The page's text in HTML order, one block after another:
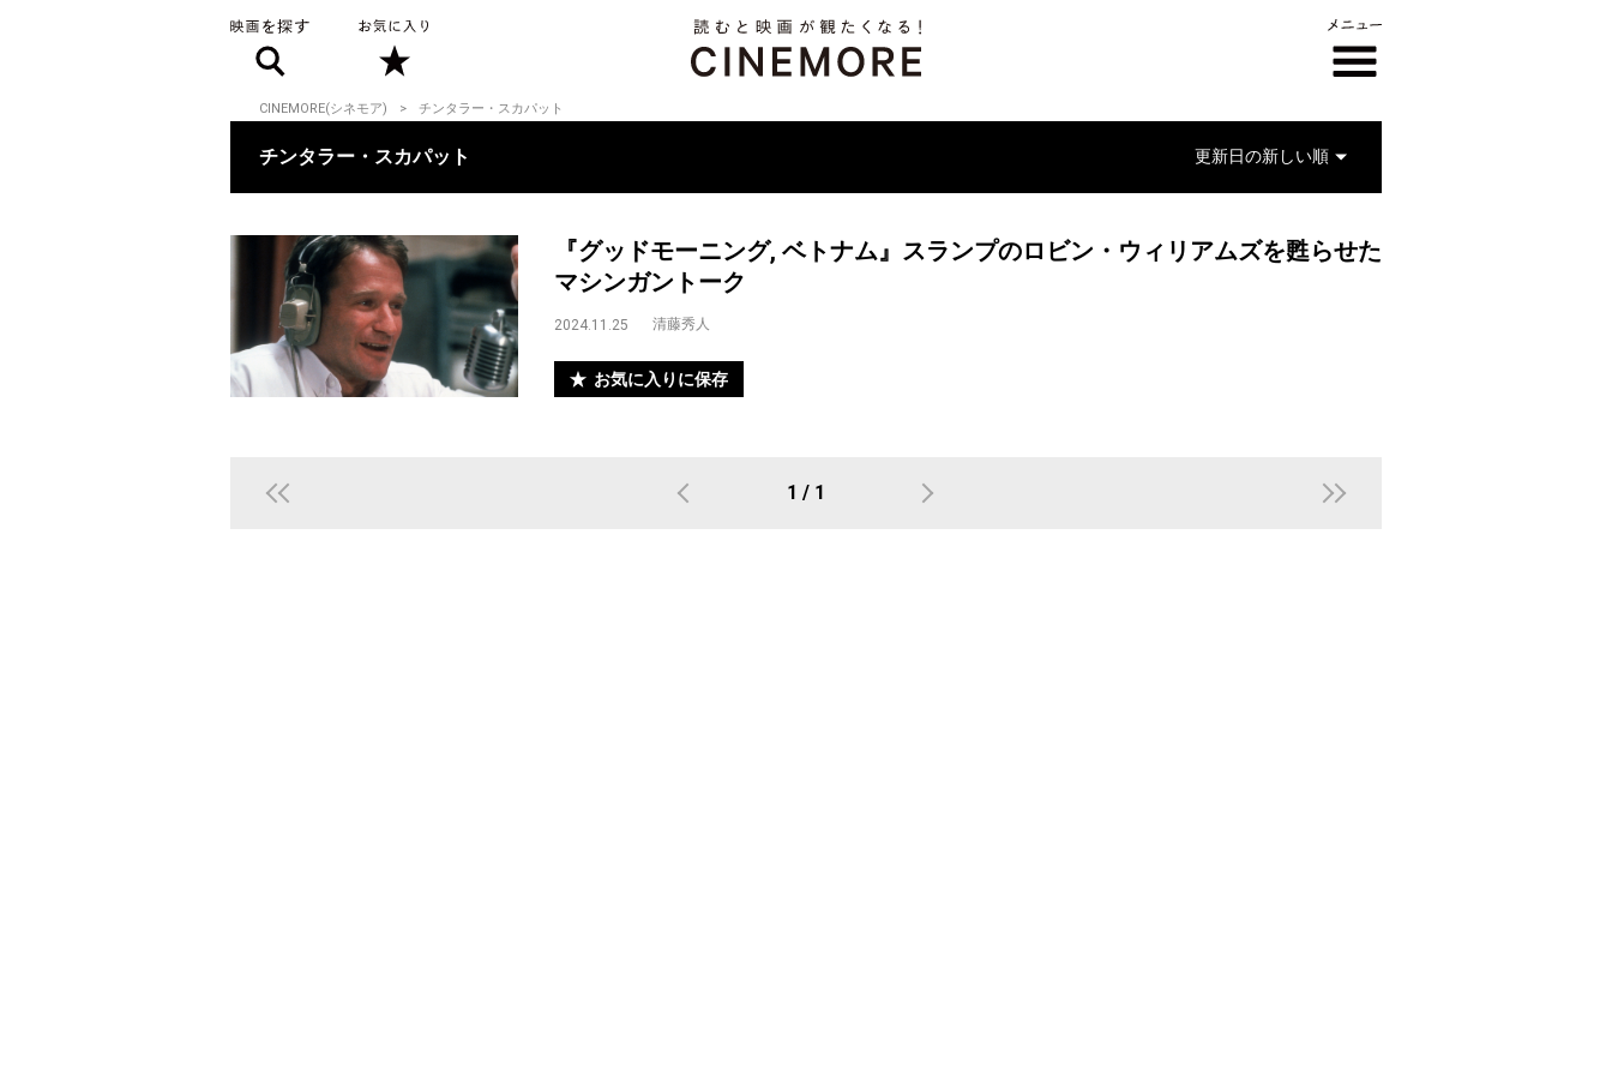
CINEMORE(シネモア) チンタラー・スカパット
チンタラー・スカパット
『グッドモーニング, ベトナム』スランプのロビン・ウィリアムズを甦らせた
マシンガントーク
2024.11.25 清藤秀人
お気に入りに保存
1 / 1